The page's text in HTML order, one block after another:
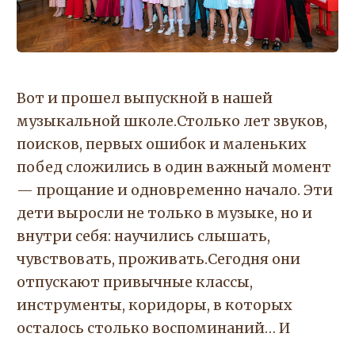
Вот и прошел выпускной в нашей
музыкальной школе.Столько лет звуков,
поисков, первых ошибок и маленьких
побед сложились в один важный момент
— прощание и одновременно начало. Эти
дети выросли не только в музыке, но и
внутри себя: научились слышать,
чувствовать, проживать.Сегодня они
отпускают привычные классы,
инструменты, коридоры, в которых
осталось столько воспоминаний… И